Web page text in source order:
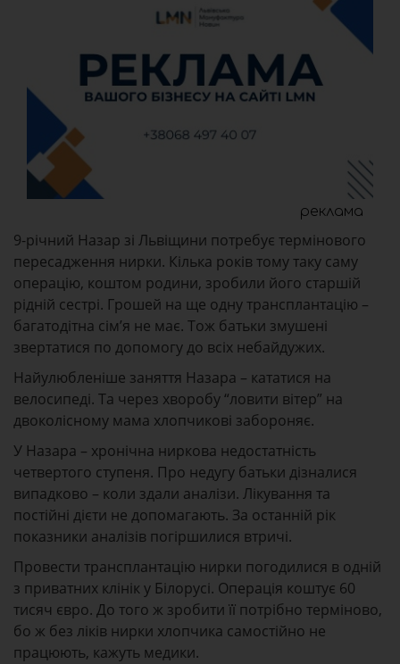
реклама
9-річний Назар зі Львіщини потребує термінового
пересадження нирки. Кілька років тому таку саму
операцію, коштом родини, зробили його старшій
рідній сестрі. Грошей на ще одну трансплантацію –
багатодітна сім’я не має. Тож батьки змушені
звертатися по допомогу до всіх небайдужих.
Найулюбленіше заняття Назара – кататися на
велосипеді. Та через хворобу “ловити вітер” на
двоколісному мама хлопчикові забороняє.
У Назара – хронічна ниркова недостатність
четвертого ступеня. Про недугу батьки дізналися
випадково – коли здали аналізи. Лікування та
постійні дієти не допомагають. За останній рік
показники аналізів погіршилися втричі.
Провести трансплантацію нирки погодилися в одній
з приватних клінік у Білорусі. Операція коштує 60
тисяч євро. До того ж зробити її потрібно терміново,
бо ж без ліків нирки хлопчика самостійно не
працюють, кажуть медики.